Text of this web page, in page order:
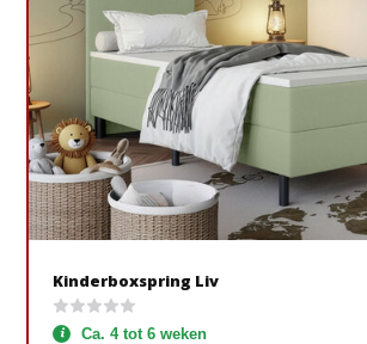
Kinderboxspring Liv
Ca. 4 tot 6 weken